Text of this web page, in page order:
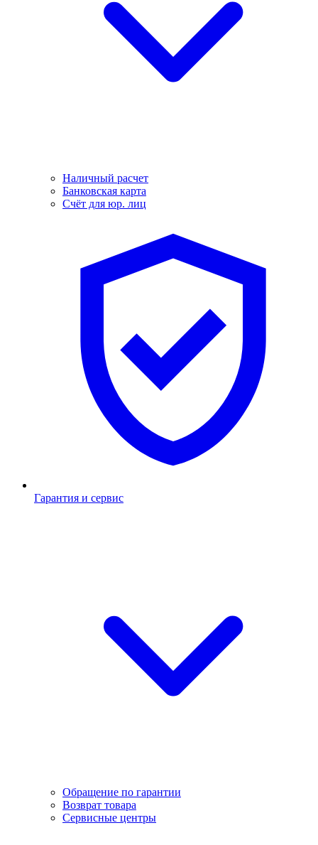
Наличный расчет
Банковская карта
Счёт для юр. лиц
Гарантия и сервис
Обращение по гарантии
Возврат товара
Сервисные центры